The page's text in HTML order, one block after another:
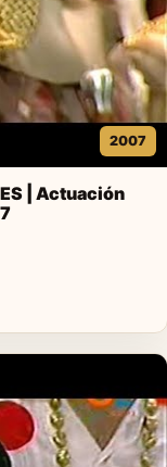
2007
| Actuación